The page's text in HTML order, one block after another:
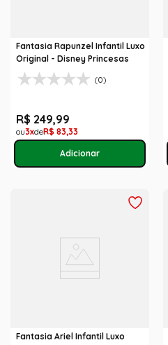
Fantasia Rapunzel Infantil Luxo
Original - Disney Princesas
(0)
R$ 249,99
3 R$ 83,33
Fantasia Ariel Infantil Luxo